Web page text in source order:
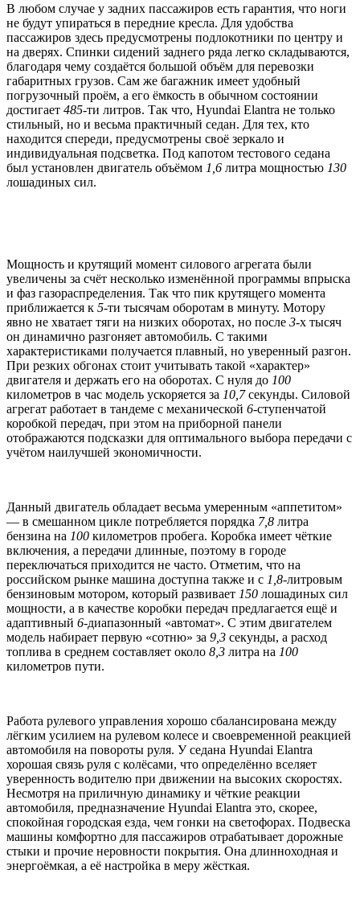
В любом случае у задних пассажиров есть гарантия, что ноги
не будут упираться в передние кресла. Для удобства
пассажиров здесь предусмотрены подлокотники по центру и
на дверях. Спинки сидений заднего ряда легко складываются,
благодаря чему создаётся большой объём для перевозки
габаритных грузов. Сам же багажник имеет удобный
погрузочный проём, а его ёмкость в обычном состоянии
достигает 485-ти литров. Так что, Hyundai Elantra не только
стильный, но и весьма практичный седан. Для тех, кто
находится спереди, предусмотрены своё зеркало и
индивидуальная подсветка. Под капотом тестового седана
был установлен двигатель объёмом 1,6 литра мощностью 130
лошадиных сил.
Мощность и крутящий момент силового агрегата были
увеличены за счёт несколько изменённой программы впрыска
и фаз газораспределения. Так что пик крутящего момента
приближается к 5-ти тысячам оборотам в минуту. Мотору
явно не хватает тяги на низких оборотах, но после 3-х тысяч
он динамично разгоняет автомобиль. С такими
характеристиками получается плавный, но уверенный разгон.
При резких обгонах стоит учитывать такой «характер»
двигателя и держать его на оборотах. С нуля до 100
километров в час модель ускоряется за 10,7секунды. Силовой
агрегат работает в тандеме с механической 6-ступенчатой
коробкой передач, при этом на приборной панели
отображаются подсказки для оптимального выбора передачи с
учётом наилучшей экономичности.
Данный двигатель обладает весьма умеренным «аппетитом»
— в смешанном цикле потребляется порядка 7,8 литра
бензина на 100 километров пробега. Коробка имеет чёткие
включения, а передачи длинные, поэтому в городе
переключаться приходится не часто. Отметим, что на
российском рынке машина доступна также и с 1,8-литровым
бензиновым мотором, который развивает 150 лошадиных сил
мощности, а в качестве коробки передач предлагается ещё и
адаптивный 6-диапазонный «автомат». С этим двигателем
модель набирает первую «сотню» за 9,3 секунды, а расход
топлива в среднем составляет около 8,3 литра на 100
километров пути.
Работа рулевого управления хорошо сбалансирована между
лёгким усилием на рулевом колесе и своевременной реакцией
автомобиля на повороты руля. У седана Hyundai Elantra
хорошая связь руля с колёсами, что определённо вселяет
уверенность водителю при движении на высоких скоростях.
Несмотря на приличную динамику и чёткие реакции
автомобиля, предназначение Hyundai Elantra это, скорее,
спокойная городская езда, чем гонки на светофорах. Подвеска
машины комфортно для пассажиров отрабатывает дорожные
стыки и прочие неровности покрытия. Она длинноходная и
энергоёмкая, а её настройка в меру жёсткая.